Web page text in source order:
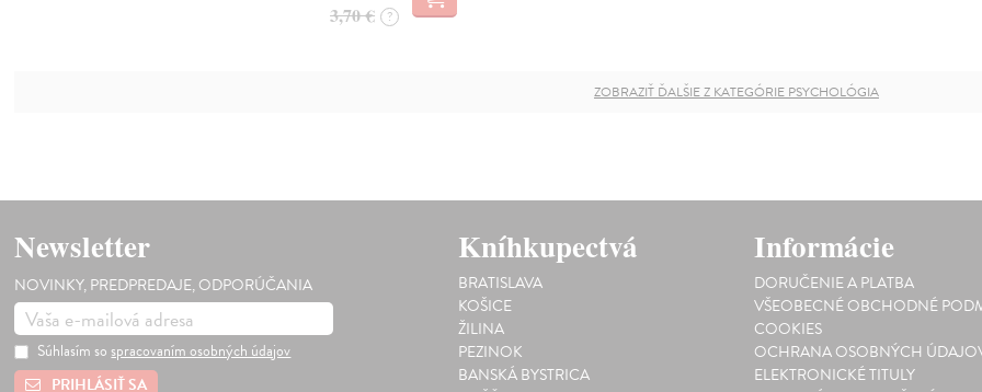
3,70 € ?
ZOBRAZIŤ ĎALŠIE Z KATEGÓRIE PSYCHOLÓGIA
Newsletter
NOVINKY, PREDPREDAJE, ODPORÚČANIA
Súhlasím sospracovaním osobných údajov
PRIHLÁSIŤ SA
Kníhkupectvá
BRATISLAVA
KOŠICE
ŽILINA
PEZINOK
BANSKÁ BYSTRICA
Informácie
DORUČENIE A PLATBA
VŠEOBECNÉ OBCHODNÉ
COOKIES
OCHRANA OSOBNÝCH
ELEKTRONICKÉ TITULY